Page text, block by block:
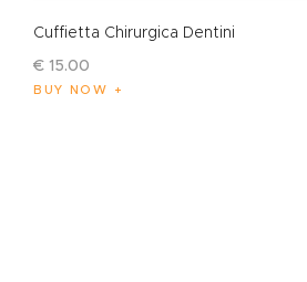
Cuffietta Chirurgica Dentini
€ 15.00
BUY NOW